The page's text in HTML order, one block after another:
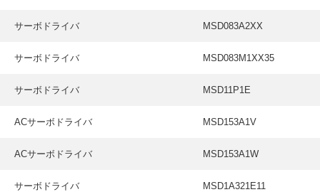
サーボドライバ MSD083A2XX
サーボドライバ MSD083M1XX35
サーボドライバ MSD11P1E
ACサーボドライバ MSD153A1V
ACサーボドライバ MSD153A1W
サーボドライバ MSD1A321E11